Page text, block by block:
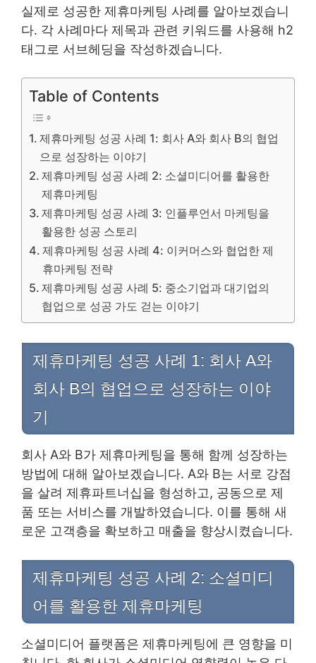
실제로 성공한 제휴마케팅 사례를 알아보겠습니
다. 각 사례마다 제목과 관련 키워드를 사용해 h2
태그로 서브헤딩을 작성하겠습니다.
Table of Contents
제휴마케팅 성공 사례 1: 회사 A와 회사 B의 협업
으로 성장하는 이야기
제휴마케팅 성공 사례 2: 소셜미디어를 활용한
제휴마케팅
제휴마케팅 성공 사례 3: 인플루언서 마케팅을
활용한 성공 스토리
제휴마케팅 성공 사례 4: 이커머스와 협업한 제
휴마케팅 전략
제휴마케팅 성공 사례 5: 중소기업과 대기업의
협업으로 성공 가도 걷는 이야기
제휴마케팅 성공 사례 1: 회사 A와
회사 B의 협업으로 성장하는 이야
기
회사 A와 B가 제휴마케팅을 통해 함께 성장하는
방법에 대해 알아보겠습니다. A와 B는 서로 강점
을 살려 제휴파트너십을 형성하고, 공동으로 제
품 또는 서비스를 개발하였습니다. 이를 통해 새
로운 고객층을 확보하고 매출을 향상시켰습니다.
제휴마케팅 성공 사례 2: 소셜미디
어를 활용한 제휴마케팅
소셜미디어 플랫폼은 제휴마케팅에 큰 영향을 미